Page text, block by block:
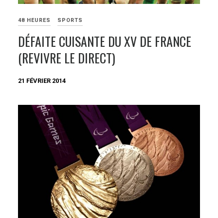
48 HEURES SPORTS
DÉFAITE CUISANTE DU XV DE FRANCE
(REVIVRE LE DIRECT)
21 FÉVRIER 2014